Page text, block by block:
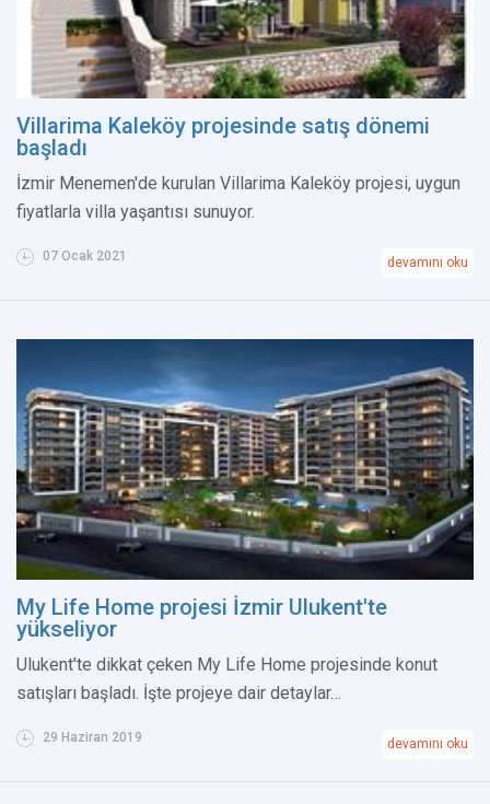
Villarima Kaleköy projesinde satış dönemi
başladı
İzmir Menemen'de kurulan Villarima Kaleköy projesi, uygun
fiyatlarla villa yaşantısı sunuyor.
07 Ocak 2021 devamını oku
My Life Home projesi İzmir Ulukent'te
yükseliyor
Ulukent'te dikkat çeken My Life Home projesinde konut
satışları başladı. İşte projeye dair detaylar…
29 Haziran 2019 devamını oku